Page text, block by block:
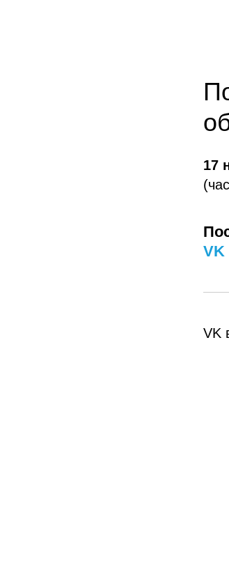
17
VK
VK